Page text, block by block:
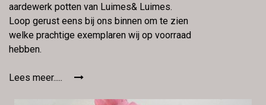
aardewerk potten van Luimes& Luimes.
Loop gerust eens bij ons binnen om te zien
welke prachtige exemplaren wij op voorraad
hebben.
Lees meer.....